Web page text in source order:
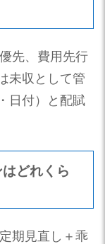
先、費用先行
未収として管
日付）と配賦
どれくら
期見直し＋乖